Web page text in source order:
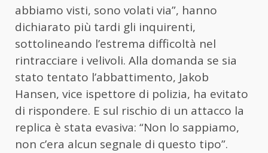
abbiamo visti, sono volati via”, hanno
dichiarato più tardi gli inquirenti,
sottolineando l’estrema difficoltà nel
rintracciare i velivoli. Alla domanda se sia
stato tentato l’abbattimento, Jakob
Hansen, vice ispettore di polizia, ha evitato
di rispondere. E sul rischio di un attacco la
replica è stata evasiva: “Non lo sappiamo,
non c’era alcun segnale di questo tipo”.